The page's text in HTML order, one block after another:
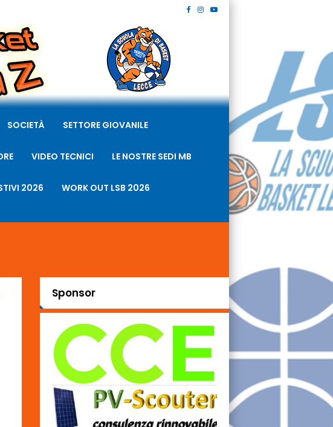
SOCIETÀ SETTORE GIOVANILE
VIDEO TECNICI LE NOSTRE SEDI MB
2026 WORK OUT LSB 2026
Sponsor